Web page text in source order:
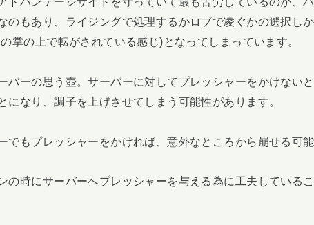
のもあり、ライジングで処理するかロブで凌ぐかの選択し
掌の上で転がされている感じ)となってしまっています。
バーの思う壺。サーバーに対してプレッシャーをかけない
になり、調子を上げさせてしまう可能性があります。
でもプレッシャーをかければ、意外なところから崩せる可能
の時にサーバーへプレッシャーを与える為に工夫している